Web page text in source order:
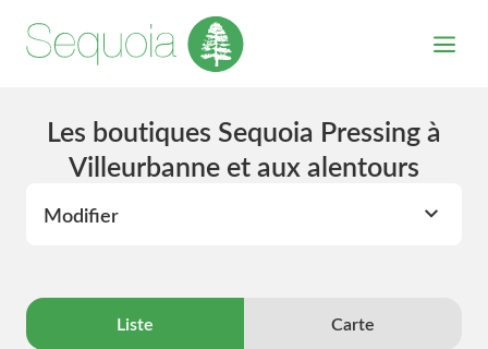
Les boutiques Sequoia Pressing à
Villeurbanne et aux alentours
Modifier
Liste Carte